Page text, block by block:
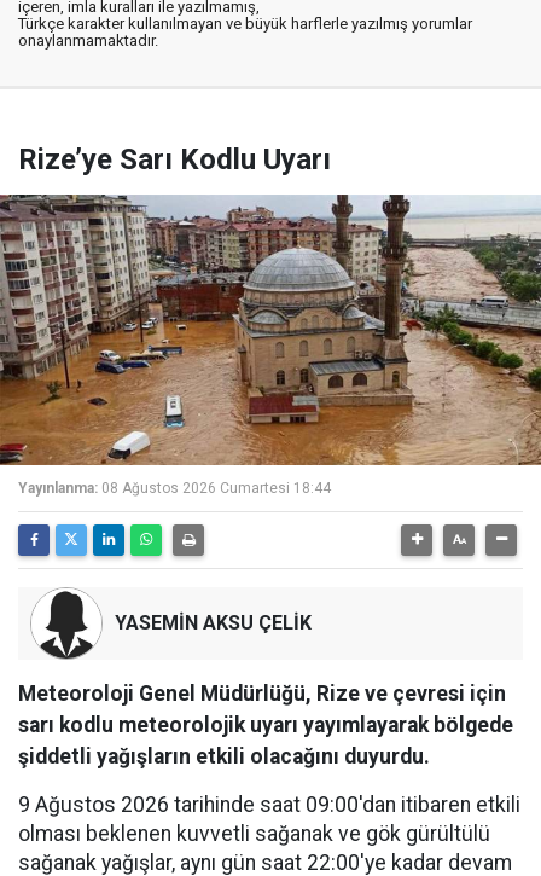
içeren, imla kuralları ile yazılmamış,
Türkçe karakter kullanılmayan ve büyük harflerle yazılmış yorumlar
onaylanmamaktadır.
Rize’ye Sarı Kodlu Uyarı
Yayınlanma: 08 Ağustos 2026 Cumartesi 18:44
YASEMİN AKSU ÇELİK
Meteoroloji Genel Müdürlüğü, Rize ve çevresi için
sarı kodlu meteorolojik uyarı yayımlayarak bölgede
şiddetli yağışların etkili olacağını duyurdu.
9 Ağustos 2026 tarihinde saat 09:00'dan itibaren etkili
olması beklenen kuvvetli sağanak ve gök gürültülü
sağanak yağışlar, aynı gün saat 22:00'ye kadar devam